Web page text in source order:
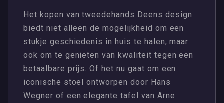
Het kopen van tweedehands Deens design
biedt niet alleen de mogelijkheid om een
stukje geschiedenis in huis te halen, maar
ook om te genieten van kwaliteit tegen een
betaalbare prijs. Of het nu gaat om een
iconische stoel ontworpen door Hans
Wegner of een elegante tafel van Arne